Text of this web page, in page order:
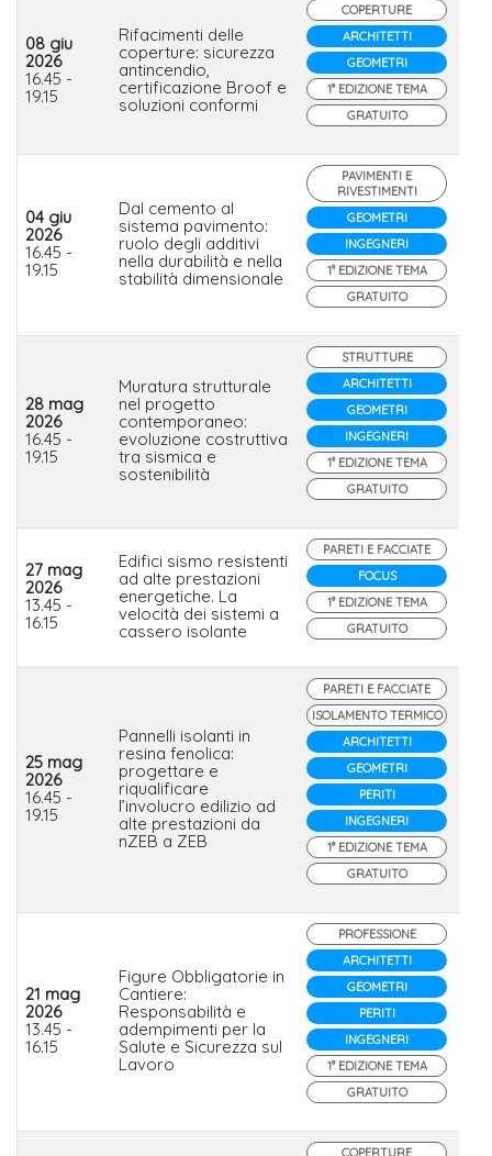
08 giu
2026
16.45 -
19.15
Rifacimenti delle
coperture: sicurezza
antincendio,
certificazione Broof e
soluzioni conformi
COPERTURE
ARCHITETTI
GEOMETRI
1° EDIZIONE TEMA
GRATUITO
04 giu
2026
16.45 -
19.15
Dal cemento al
sistema pavimento:
ruolo degli additivi
nella durabilità e nella
stabilità dimensionale
PAVIMENTI E
RIVESTIMENTI
GEOMETRI
INGEGNERI
1° EDIZIONE TEMA
GRATUITO
28 mag
2026
16.45 -
19.15
Muratura strutturale
nel progetto
contemporaneo:
evoluzione costruttiva
tra sismica e
sostenibilità
STRUTTURE
ARCHITETTI
GEOMETRI
INGEGNERI
1° EDIZIONE TEMA
GRATUITO
27 mag
2026
13.45 -
16.15
Edifici sismo resistenti
ad alte prestazioni
energetiche. La
velocità dei sistemi a
cassero isolante
PARETI E FACCIATE
FOCUS
1° EDIZIONE TEMA
GRATUITO
25 mag
2026
16.45 -
19.15
Pannelli isolanti in
resina fenolica:
progettare e
riqualificare
l’involucro edilizio ad
alte prestazioni da
nZEB a ZEB
PARETI E FACCIATE
ISOLAMENTO TERMICO
ARCHITETTI
GEOMETRI
PERITI
INGEGNERI
1° EDIZIONE TEMA
GRATUITO
21 mag
2026
13.45 -
16.15
Figure Obbligatorie in
Cantiere:
Responsabilità e
adempimenti per la
Salute e Sicurezza sul
Lavoro
PROFESSIONE
ARCHITETTI
GEOMETRI
PERITI
INGEGNERI
1° EDIZIONE TEMA
GRATUITO
COPERTURE